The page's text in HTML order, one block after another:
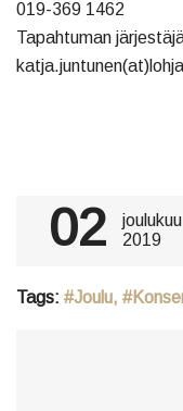
019-369 1462
Tapahtuman
Post
02
joulukuu
2019
Tags: Joulu,